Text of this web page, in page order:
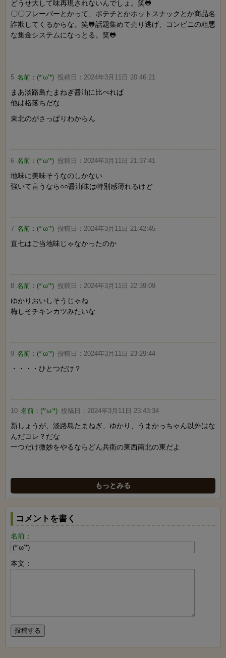
どうせ大して味再現されないんでしょ。笑🐸
〇〇フレーバーとかって、ポテチとかホットスナックとか商品名
詐欺してくるからな。笑🐸話題集めて売り逃げ、コンビニの粗悪
な集金システムになっとる。笑🐸
5 名前： (*‘ω‘*) 投稿日： 2024年3月11日 20:46:21
まあ淡路島たまねぎ醤油に比べれば
他は格落ちだな
東北のがさっぱりわからん
6 名前： (*‘ω‘*) 投稿日： 2024年3月11日 21:37:41
地味に美味そうなのしかない
強いて言うなら○○醤油味は特別感薄れるけど
7 名前： (*‘ω‘*) 投稿日： 2024年3月11日 21:42:45
直七はご当地味じゃなかったのか
8 名前： (*‘ω‘*) 投稿日： 2024年3月11日 22:39:09
ゆかりおいしそうじゃね
梅しそチキンカツみたいな
9 名前： (*‘ω‘*) 投稿日： 2024年3月11日 23:29:44
・・・・ひとつだけ？
10 名前： (*‘ω‘*) 投稿日： 2024年3月11日 23:43:34
新しょうが、淡路島たまねぎ、ゆかり、うまかっちゃん以外はな
んだコレ？だな
一つだけ微妙をやるならどん兵衛の東西南北の東だよ
もっとみる
コメントを書く
名前：
本文：